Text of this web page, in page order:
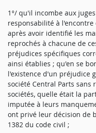
1°/ qu'il incombe aux
responsabilité à
après avoir identifié les
reprochés à chacune de
préjudices spécifiques
ainsi établies ; qu'en se
l'existence d'un préjudice
société Central Parts sans
sociétés, quelle était la
imputée à leurs
ont privé leur décision de
1382 du code civil ;